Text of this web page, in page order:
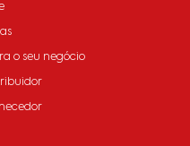
o seu negócio